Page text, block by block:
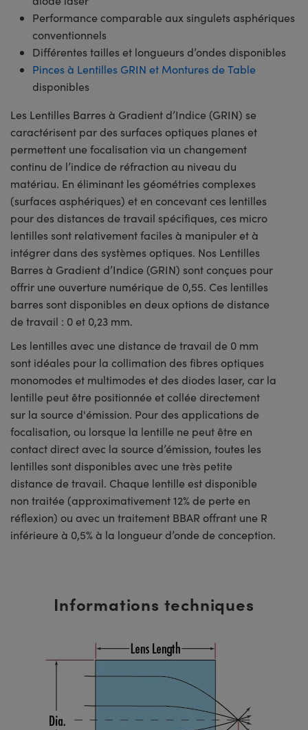
Performance comparable aux singulets asphériques
conventionnels
Différentes tailles et longueurs d’ondes disponibles
Pinces à Lentilles GRIN et Montures de Table
disponibles
Les Lentilles Barres à Gradient d’Indice (GRIN) se
caractérisent par des surfaces optiques planes et
permettent une focalisation via un changement
continu de l’indice de réfraction au niveau du
matériau. En éliminant les géométries complexes
(surfaces asphériques) et en concevant ces lentilles
pour des distances de travail spécifiques, ces micro
lentilles sont relativement faciles à manipuler et à
intégrer dans des systèmes optiques. Nos Lentilles
Barres à Gradient d’Indice (GRIN) sont conçues pour
offrir une ouverture numérique de 0,55. Ces lentilles
barres sont disponibles en deux options de distance
de travail : 0 et 0,23 mm.
Les lentilles avec une distance de travail de 0 mm
sont idéales pour la collimation des fibres optiques
monomodes et multimodes et des diodes laser, car la
lentille peut être positionnée et collée directement
sur la source d'émission. Pour des applications de
focalisation, ou lorsque la lentille ne peut être en
contact direct avec la source d’émission, toutes les
lentilles sont disponibles avec une très petite
distance de travail. Chaque lentille est disponible
non traitée (approximativement 12% de perte en
réflexion) ou avec un traitement BBAR offrant une R
inférieure à 0,5% à la longueur d’onde de conception.
Informations techniques